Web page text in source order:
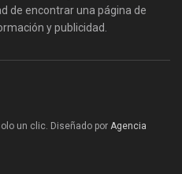
de encontrar una página de
y publicidad.
un clic. Diseñado por Agencia